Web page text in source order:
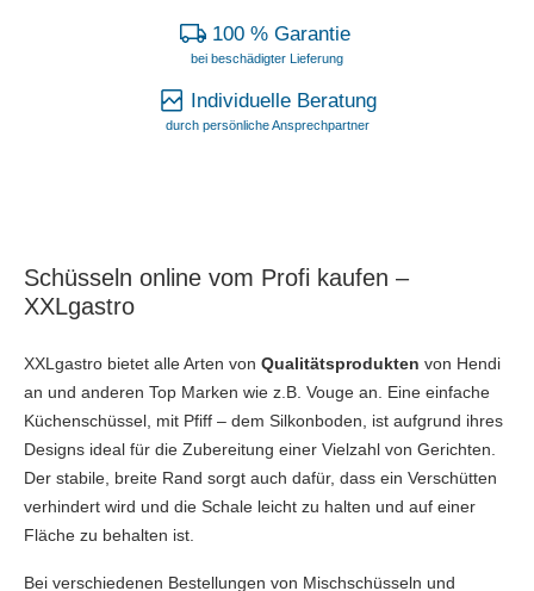
100 % Garantie
bei beschädigter Lieferung
Individuelle Beratung
durch persönliche Ansprechpartner
Schüsseln online vom Profi kaufen –
XXLgastro
XXLgastro bietet alle Arten von Qualitätsprodukten von Hendi
an und anderen Top Marken wie z.B. Vouge an. Eine einfache
Küchenschüssel, mit Pfiff – dem Silkonboden, ist aufgrund ihres
Designs ideal für die Zubereitung einer Vielzahl von Gerichten.
Der stabile, breite Rand sorgt auch dafür, dass ein Verschütten
verhindert wird und die Schale leicht zu halten und auf einer
Fläche zu behalten ist.
Bei verschiedenen Bestellungen von Mischschüsseln und